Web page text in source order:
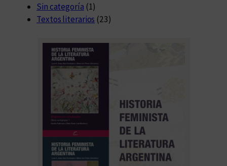
Sin categoría (1)
Textos literarios (23)